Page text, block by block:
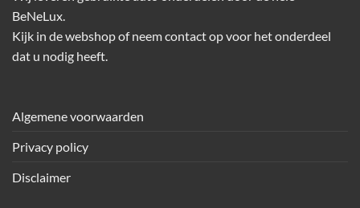
BeNeLux.
Kijk in de webshop of neem contact op voor het onderdeel
dat u nodig heeft.
Algemene voorwaarden
Privacy policy
Disclaimer